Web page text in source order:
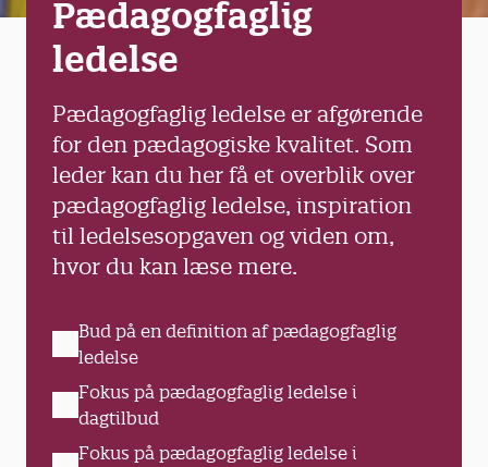
Pædagogfaglig
ledelse
Pædagogfaglig ledelse er afgørende
for den pædagogiske kvalitet. Som
leder kan du her få et overblik over
pædagogfaglig ledelse, inspiration
til ledelsesopgaven og viden om,
hvor du kan læse mere.
Bud på en definition af pædagogfaglig
ledelse
Fokus på pædagogfaglig ledelse i
dagtilbud
Fokus på pædagogfaglig ledelse i